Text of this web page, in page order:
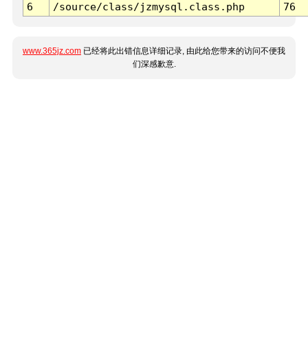
6
/source/class/jzmysql.class.php 76
www.365jz.com 已经将此出错信息详细记录, 由此给您带来的访问不便我
们深感歉意.